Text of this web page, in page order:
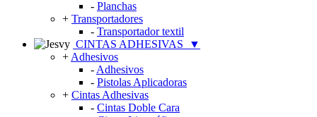
- Planchas
+ Transportadores
- Transportador textil
CINTAS ADHESIVAS
▼
+ Adhesivos
- Adhesivos
- Pistolas Aplicadoras
+ Cintas Adhesivas
- Cintas Doble Cara